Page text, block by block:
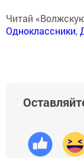
Читай
Одноклассники,